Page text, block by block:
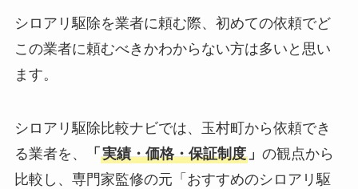
シロアリ駆除を業者に頼む際、初めての依頼でど
この業者に頼むべきかわからない方は多いと思い
ます。
シロアリ駆除比較ナビでは、玉村町から依頼でき
る業者を、
「 実績・価格・保証制度」 の観点から
比較し、専門家監修の元「おすすめのシロアリ駆